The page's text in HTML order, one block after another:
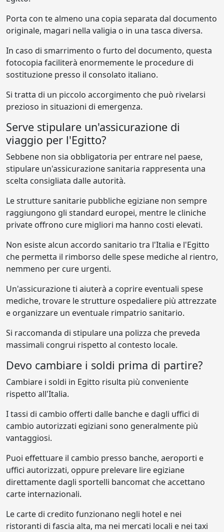
Porta con te almeno una copia separata dal documento
originale, magari nella valigia o in una tasca diversa.
In caso di smarrimento o furto del documento, questa
fotocopia faciliterà enormemente le procedure di
sostituzione presso il consolato italiano.
Si tratta di un piccolo accorgimento che può rivelarsi
prezioso in situazioni di emergenza.
Serve stipulare un'assicurazione di
viaggio per l'Egitto?
Sebbene non sia obbligatoria per entrare nel paese,
stipulare un'assicurazione sanitaria rappresenta una
scelta consigliata dalle autorità.
Le strutture sanitarie pubbliche egiziane non sempre
raggiungono gli standard europei, mentre le cliniche
private offrono cure migliori ma hanno costi elevati.
Non esiste alcun accordo sanitario tra l'Italia e l'Egitto
che permetta il rimborso delle spese mediche al rientro,
nemmeno per cure urgenti.
Un'assicurazione ti aiuterà a coprire eventuali spese
mediche, trovare le strutture ospedaliere più attrezzate
e organizzare un eventuale rimpatrio sanitario.
Si raccomanda di stipulare una polizza che preveda
massimali congrui rispetto al contesto locale.
Devo cambiare i soldi prima di partire?
Cambiare i soldi in Egitto risulta più conveniente
rispetto all'Italia.
I tassi di cambio offerti dalle banche e dagli uffici di
cambio autorizzati egiziani sono generalmente più
vantaggiosi.
Puoi effettuare il cambio presso banche, aeroporti e
uffici autorizzati, oppure prelevare lire egiziane
direttamente dagli sportelli bancomat che accettano
carte internazionali.
Le carte di credito funzionano negli hotel e nei
ristoranti di fascia alta, ma nei mercati locali e nei taxi